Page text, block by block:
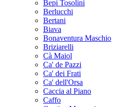
Bepi Tosolini
Berlucchi
Bertani
Biava
Bonaventura Maschio
Briziarelli
Cà Maiol
Ca' de Pazzi
Ca' dei Frati
Ca' dell'Orsa
Caccia al Piano
Caffo